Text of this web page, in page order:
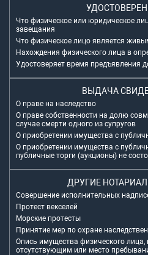
Что физическое или юридическое
завещания
Что физическое лицо является
Нахождения физического лица в
Удостоверяет время предъявления
ВЫДАЧА
О праве на наследство
О праве собственности на долю
случае смерти одного из супругов
О приобретении имущества с
О приобретении имущества с
публичные торги (аукционы) не
ДРУГИЕ
Совершение исполнительных
Протест векселей
Морские протесты
Принятие мер по охране
Опись имущества физического лица,
отсутствующим или место